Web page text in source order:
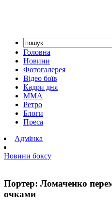
Головна
Новини
Фотогалерея
Відео боїв
Кадри дня
ММА
Ретро
Блоги
Преса
Адмінка
Новини боксу
Портер: Ломаченко
очками